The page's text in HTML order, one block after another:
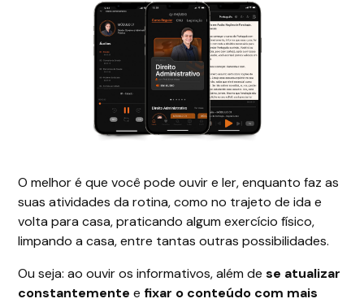
O melhor é que você pode ouvir e ler, enquanto faz as
suas atividades da rotina, como no trajeto de ida e
volta para casa, praticando algum exercício físico,
limpando a casa, entre tantas outras possibilidades.
Ou seja: ao ouvir os informativos, além dese atualizar
constantemente e fixar o conteúdo com mais